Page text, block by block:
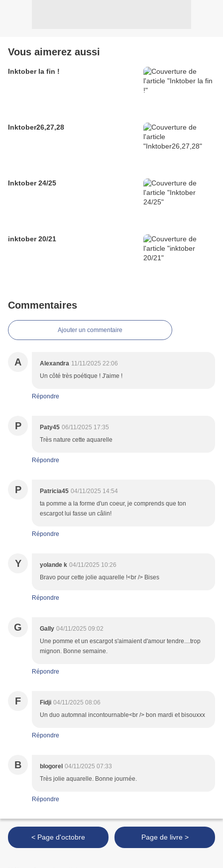
Vous aimerez aussi
Inktober la fin !
Inktober26,27,28
Inktober 24/25
inktober 20/21
Commentaires
Ajouter un commentaire
A Alexandra 11/11/2025 22:06
Un côté très poétique ! J'aime !
Répondre
P Paty45 06/11/2025 17:35
Très nature cette aquarelle
Répondre
P Patricia45 04/11/2025 14:54
ta pomme a la forme d'un coeur, je comprends que ton
escargot lui fasse un câlin!
Répondre
Y yolande k 04/11/2025 10:26
Bravo pour cette jolie aquarelle !<br /> Bises
Répondre
G Gally 04/11/2025 09:02
Une pomme et un escargot s'aimaient d'amour tendre....trop
mignon. Bonne semaine.
Répondre
F Fidji 04/11/2025 08:06
Un duo automnal incontournable<br /> bon mardi et bisouxxx
Répondre
B blogorel 04/11/2025 07:33
Très jolie aquarelle. Bonne journée.
Répondre
< Page d'octobre Page de livre >